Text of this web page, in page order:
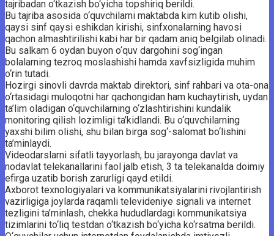
tajribadan o‘tkazish bo‘yicha topshiriq berildi.
Bu tajriba asosida o‘quvchilarni maktabda kim kutib olishi,
qaysi sinf qaysi eshikdan kirishi, sinfxonalarning havosi
qachon almashtirilishi kabi har bir qadam aniq belgilab olinadi.
Bu salkam 6 oydan buyon o‘quv dargohini sog‘ingan
bolalarning tezroq moslashishi hamda xavfsizligida muhim
o‘rin tutadi.
Hozirgi sinovli davrda maktab direktori, sinf rahbari va ota-ona
o‘rtasidagi muloqotni har qachongidan ham kuchaytirish, uydan
ta’lim oladigan o‘quvchilarning o‘zlashtirishini kundalik
monitoring qilish lozimligi ta’kidlandi. Bu o‘quvchilarning
yaxshi bilim olishi, shu bilan birga sog‘-salomat bo‘lishini
ta’minlaydi.
Videodarslarni sifatli tayyorlash, bu jarayonga davlat va
nodavlat telekanallarini faol jalb etish, 3 ta telekanalda doimiy
efirga uzatib borish zarurligi qayd etildi.
Axborot texnologiyalari va kommunikatsiyalarini rivojlantirish
vazirligiga joylarda raqamli televideniye signali va internet
tezligini ta’minlash, chekka hududlardagi kommunikatsiya
tizimlarini to‘liq testdan o‘tkazish bo‘yicha ko‘rsatma berildi.